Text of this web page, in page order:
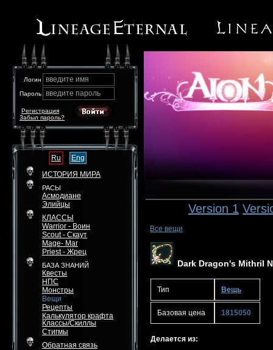
Логин введите имя
Пароль введите пароль
Забыл пароль?
Регистрация
Ru
Eng
ИСТОРИЯ МИРА
РАСЫ
Асмодиане
Элийцы
КЛАССЫ
Warrior - Воин
Scout - Скаут
Mage- Маг
Priest - Жрец
БАЗА ЗНАНИЙ
Квесты
НПС
Монстры
Вещи
Рецепты
Калькулятор крафта
Классы/Скиллы
Стигмы
Обратная связь
Version 1
Все вещи
Dark Dragon's Mithril
Тип Вещь
Базовая цена 1815050
Делается из: